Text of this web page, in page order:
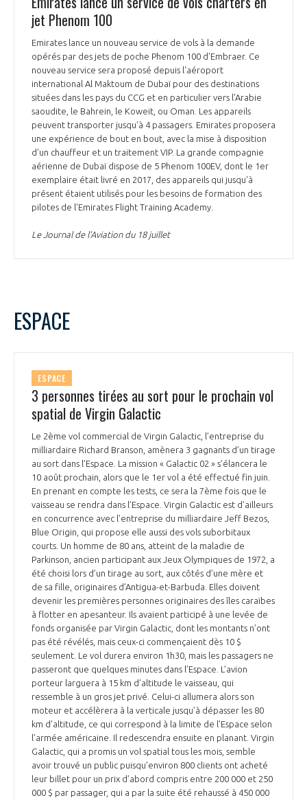
jet Phenom 100
Emirates lance un nouveau service de vols à la demande
opérés par des jets de poche Phenom 100 d'Embraer. Ce
nouveau service sera proposé depuis l'aéroport
international Al Maktoum de Dubaï pour des destinations
situées dans les pays du CCG et en particulier vers l'Arabie
saoudite, le Bahrein, le Koweit, ou Oman. Les appareils
peuvent transporter jusqu'à 4 passagers. Emirates proposera
une expérience de bout en bout, avec la mise à disposition
d'un chauffeur et un traitement VIP. La grande compagnie
aérienne de Dubaï dispose de 5 Phenom 100EV, dont le 1er
exemplaire était livré en 2017, des appareils qui jusqu'à
présent étaient utilisés pour les besoins de formation des
pilotes de l'Emirates Flight Training Academy.
Le Journal de l’Aviation du 18 juillet
ESPACE
ESPACE
3 personnes tirées au sort pour le prochain vol
spatial de Virgin Galactic
Le 2ème vol commercial de Virgin Galactic, l’entreprise du
milliardaire Richard Branson, amènera 3 gagnants d’un tirage
au sort dans l’Espace. La mission « Galactic 02 » s’élancera le
10 août prochain, alors que le 1er vol a été effectué fin juin.
En prenant en compte les tests, ce sera la 7ème fois que le
vaisseau se rendra dans l’Espace. Virgin Galactic est d’ailleurs
en concurrence avec l’entreprise du milliardaire Jeff Bezos,
Blue Origin, qui propose elle aussi des vols suborbitaux
courts. Un homme de 80 ans, atteint de la maladie de
Parkinson, ancien participant aux Jeux Olympiques de 1972, a
été choisi lors d’un tirage au sort, aux côtés d’une mère et
de sa fille, originaires d’Antigua-et-Barbuda. Elles doivent
devenir les premières personnes originaires des îles caraïbes
à flotter en apesanteur. Ils avaient participé à une levée de
fonds organisée par Virgin Galactic, dont les montants n’ont
pas été révélés, mais ceux-ci commençaient dès 10 $
seulement. Le vol durera environ 1h30, mais les passagers ne
passeront que quelques minutes dans l’Espace. L’avion
porteur larguera à 15 km d’altitude le vaisseau, qui
ressemble à un gros jet privé. Celui-ci allumera alors son
moteur et accélèrera à la verticale jusqu’à dépasser les 80
km d’altitude, ce qui correspond à la limite de l’Espace selon
l’armée américaine. Il redescendra ensuite en planant. Virgin
Galactic, qui a promis un vol spatial tous les mois, semble
avoir trouvé un public puisqu’environ 800 clients ont acheté
leur billet pour un prix d’abord compris entre 200 000 et 250
000 $ par passager, qui a par la suite été rehaussé à 450 000